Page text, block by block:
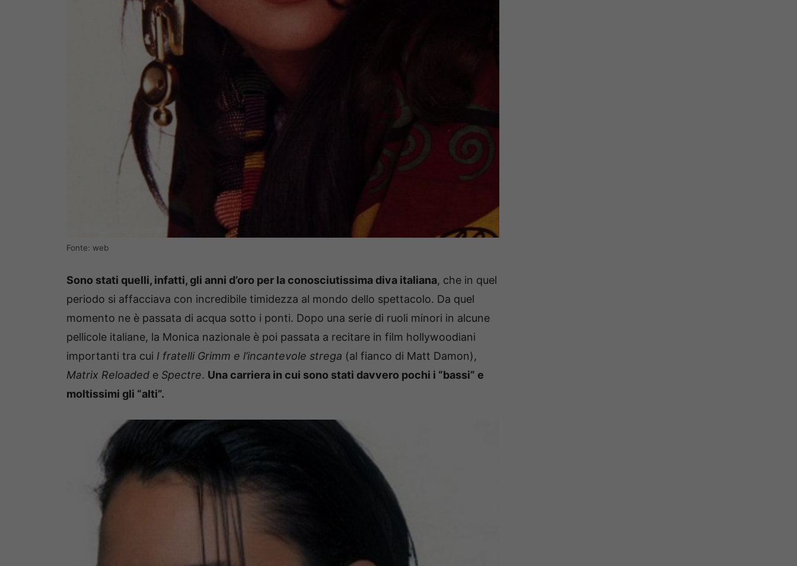
Fonte: web
Sono stati quelli, infatti, gli anni d’oro per la conosciutissima diva italiana, che in quel
periodo si affacciava con incredibile timidezza al mondo dello spettacolo. Da quel
momento ne è passata di acqua sotto i ponti. Dopo una serie di ruoli minori in alcune
pellicole italiane, la Monica nazionale è poi passata a recitare in film hollywoodiani
importanti tra cui I fratelli Grimm e l’incantevole strega (al fianco di Matt Damon),
Matrix Reloaded e Spectre. Una carriera in cui sono stati davvero pochi i “bassi” e
moltissimi gli “alti”.